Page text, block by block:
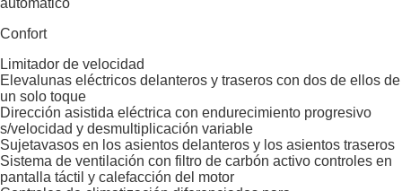
Confort
Limitador de velocidad
Elevalunas eléctricos delanteros y traseros con dos de ellos de
un solo toque
Dirección asistida eléctrica con endurecimiento progresivo
s/velocidad y desmultiplicación variable
Sujetavasos en los asientos delanteros y los asientos traseros
Sistema de ventilación con filtro de carbón activo controles en
pantalla táctil y calefacción del motor